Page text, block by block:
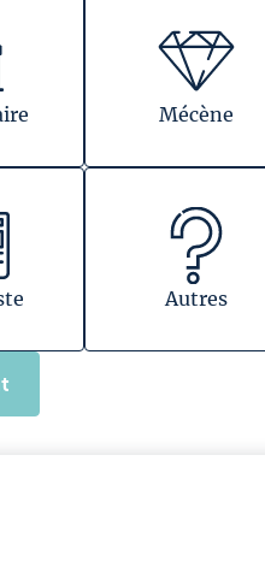
Mécène
Autres